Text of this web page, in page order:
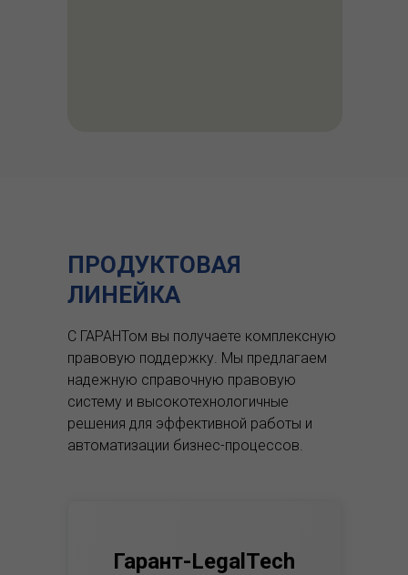
ПРОДУКТОВАЯ
ЛИНЕЙКА
С ГАРАНТом вы получаете комплексную
правовую поддержку. Мы предлагаем
надежную справочную правовую
систему и высокотехнологичные
решения для эффективной работы и
автоматизации бизнес-процессов.
Гарант-LegalTech